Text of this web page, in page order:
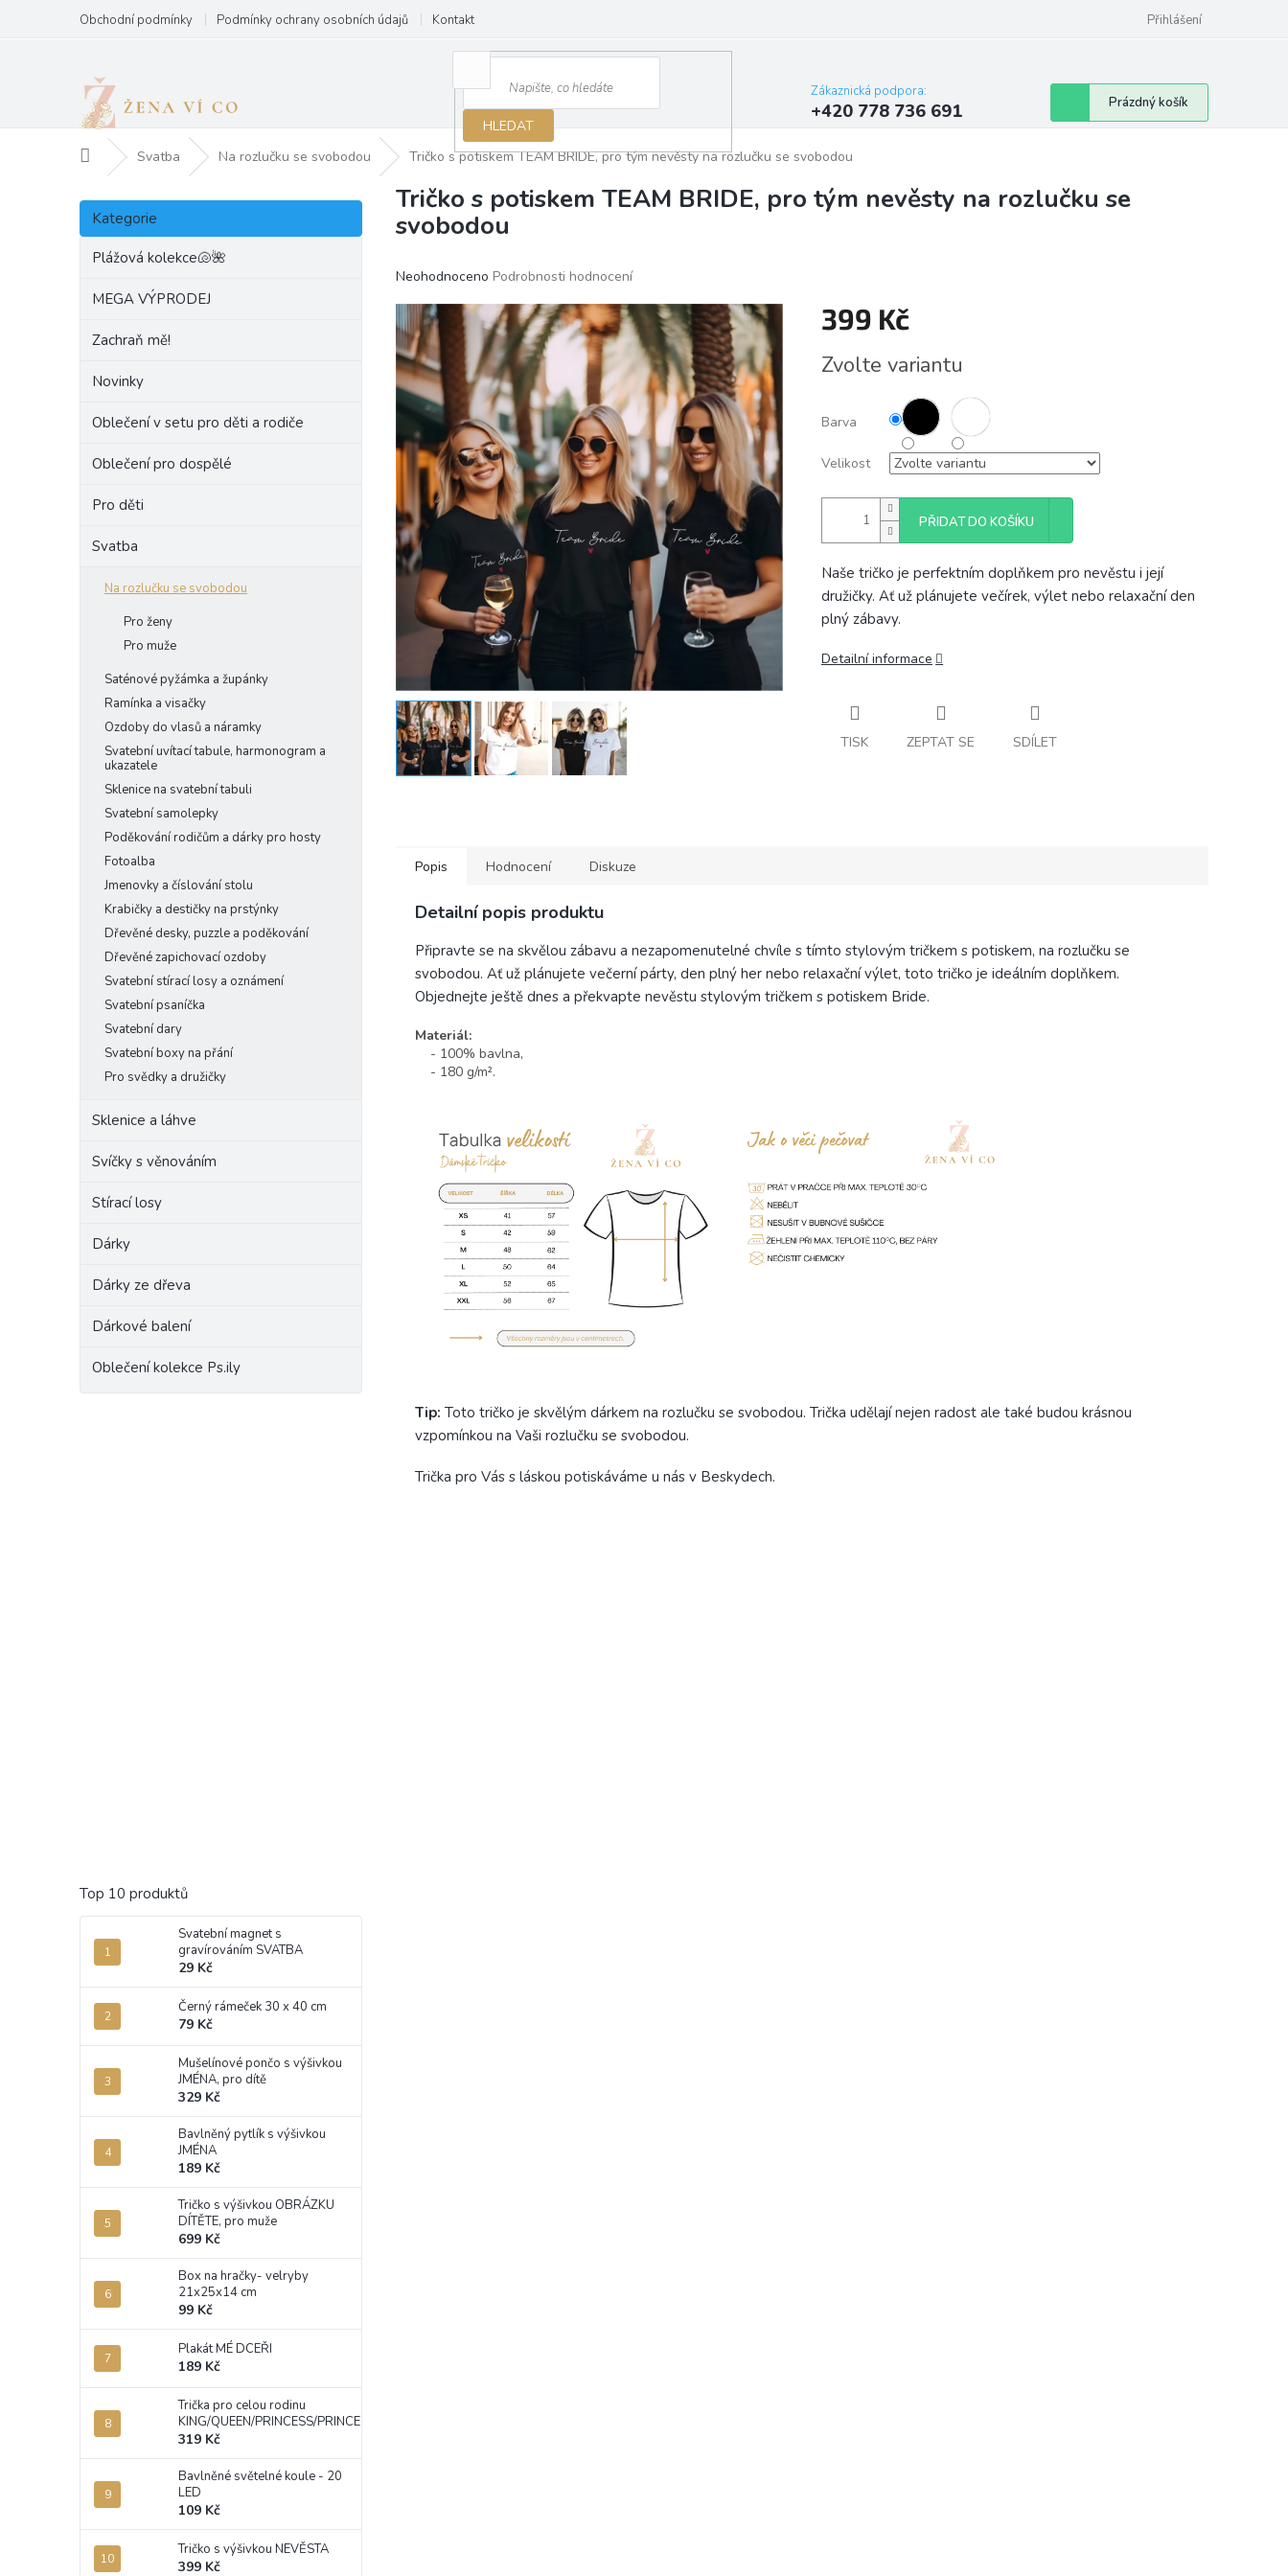
obsah
Obchodní podmínky Podmínky ochrany osobních údajů Kontakt Přihlášení
HLEDAT
Zákaznická podpora:
+420 778 736 691
Nákupní
košík
Prázdný košík
Domů Svatba Na rozlučku se svobodou Tričko s potiskem TEAM BRIDE, pro tým nevěsty na rozlučku se svobodou
P
s
Přeskočit
kategorie
Kategorie
Plážová kolekce🐚🌺
MEGA VÝPRODEJ
Zachraň mě!
Novinky
Oblečení v setu pro děti a rodiče
Oblečení pro dospělé
Pro děti
Svatba
Na rozlučku se svobodou
Pro ženy
Pro muže
Saténové pyžámka a župánky
Ramínka a visačky
Ozdoby do vlasů a náramky
Svatební uvítací tabule, harmonogram a
ukazatele
Sklenice na svatební tabuli
Svatební samolepky
Poděkování rodičům a dárky pro hosty
Fotoalba
Jmenovky a číslování stolu
Krabičky a destičky na prstýnky
Dřevěné desky, puzzle a poděkování
Dřevěné zapichovací ozdoby
Svatební stírací losy a oznámení
Svatební psaníčka
Svatební dary
Svatební boxy na přání
Pro svědky a družičky
Sklenice a láhve
Svíčky s věnováním
Stírací losy
Dárky
Dárky ze dřeva
Dárkové balení
Oblečení kolekce Ps.ily
Top 10 produktů
Svatební magnet s
gravírováním SVATBA
29 Kč
Černý rámeček 30 x 40 cm
79 Kč
Mušelínové pončo s výšivkou
JMÉNA, pro dítě
329 Kč
Bavlněný pytlík s výšivkou
JMÉNA
189 Kč
Tričko s výšivkou OBRÁZKU
DÍTĚTE, pro muže
699 Kč
Box na hračky- velryby
21x25x14 cm
99 Kč
Plakát MÉ DCEŘI
189 Kč
Trička pro celou rodinu
KING/QUEEN/PRINCESS/PRINCE
319 Kč
Bavlněné světelné koule - 20
LED
109 Kč
Tričko s výšivkou NEVĚSTA
399 Kč
Tričko s potiskem TEAM BRIDE, pro tým nevěsty na rozlučku se
svobodou
Průměrné
produktu
je
0,0
z
5
hvězdiček.
Neohodnoceno Podrobnosti hodnocení
399 Kč
cena:
Zvolte variantu
Barva
Velikost
PŘIDAT DO KOŠÍKU
Naše tričko je perfektním doplňkem pro nevěstu i její
družičky. Ať už plánujete večírek, výlet nebo relaxační den
plný zábavy.
Detailní informace
TISK ZEPTAT SE SDÍLET
Popis Hodnocení Diskuze
Detailní popis produktu
Připravte se na skvělou zábavu a nezapomenutelné chvíle s tímto stylovým tričkem s potiskem, na rozlučku se
svobodou. Ať už plánujete večerní párty, den plný her nebo relaxační výlet, toto tričko je ideálním doplňkem.
Objednejte ještě dnes a překvapte nevěstu stylovým tričkem s potiskem Bride.
Materiál:
- 100% bavlna,
- 180 g/m².
Tip: Toto tričko je skvělým dárkem na rozlučku se svobodou. Trička udělají nejen radost ale také budou krásnou
vzpomínkou na Vaši rozlučku se svobodou.
Trička pro Vás s láskou potiskáváme u nás v Beskydech.